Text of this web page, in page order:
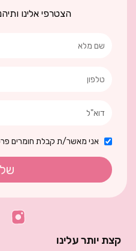
הצטרפי אלינו
אני מאשר/ת קבלת חומרים
קצת יותר עלינו